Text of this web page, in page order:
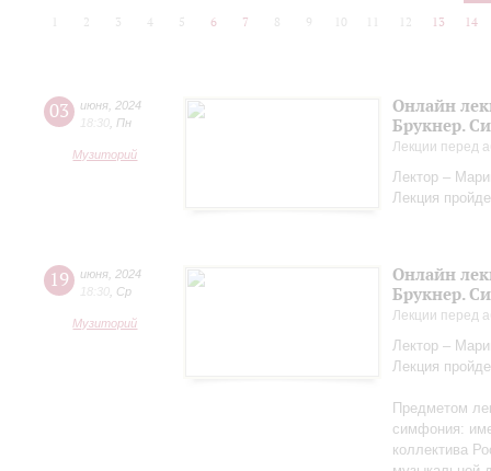
2 3 4 5 6 7 8 9 10 12 13 14
03 июня 2024
18:30 Пн
Музиторий
Онлайн
Брукнер.
Лекции перед
Лектор –
Лекция
19 июня 2024
18:30 Ср
Музиторий
Онлайн
Брукнер.
Лекции перед
Лектор –
Лекция
Предметом
симфония:
коллектива